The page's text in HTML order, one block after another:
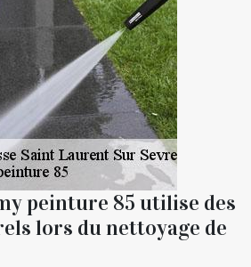
peinture 85 utilise des
lors du nettoyage de